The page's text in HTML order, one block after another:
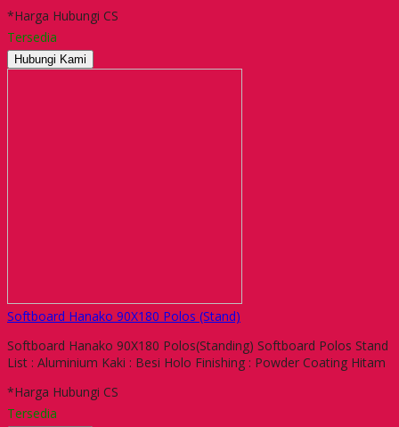
*Harga Hubungi CS
Tersedia
Hubungi Kami
Softboard Hanako 90X180 Polos (Stand)
Softboard Hanako 90X180 Polos(Standing) Softboard Polos Stand
List : Aluminium Kaki : Besi Holo Finishing : Powder Coating Hitam
*Harga Hubungi CS
Tersedia